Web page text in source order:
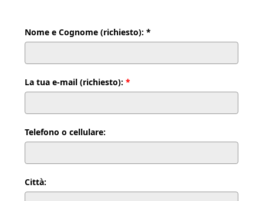
Nome e Cognome (richiesto): *
La tua e-mail (richiesto):*
Telefono o cellulare:
Città: